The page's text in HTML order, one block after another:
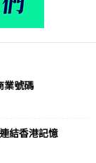
業號碼
結香港記憶